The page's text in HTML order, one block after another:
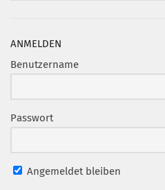
ANMELDEN
Benutzername
Passwort
Angemeldet bleiben